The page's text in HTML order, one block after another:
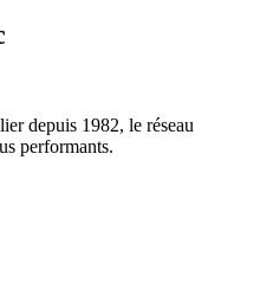
depuis 1982, le réseau
performants.